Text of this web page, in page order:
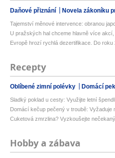
Daňové přiznání Novela zákoníku
Tajemství měnové intervence: obranou
U pražských hal chceme hlavně více akcí,
Evropě hrozí rychlá dezertifikace. Do roku
Recepty
Oblíbené zimní polévky Domácí
Sladký poklad u cesty: Využijte letní
Domácí kečup pečený v troubě: Vyžaduje
Cuketová zmrzlina? Vyzkoušejte
Hobby a zábava